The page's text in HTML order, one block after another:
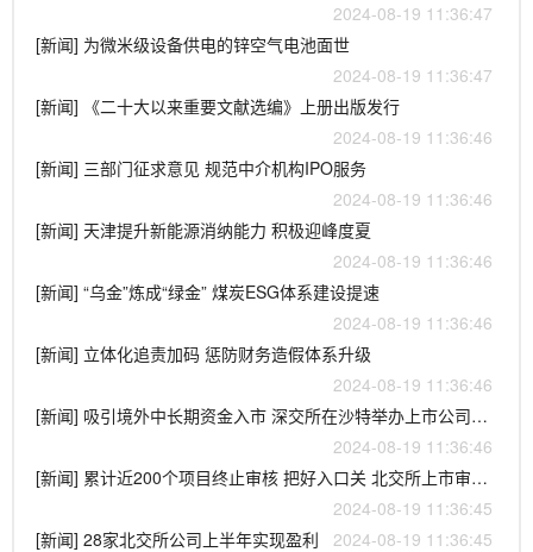
2024-08-19 11:36:47
[新闻] 为微米级设备供电的锌空气电池面世
2024-08-19 11:36:47
[新闻] 《二十大以来重要文献选编》上册出版发行
2024-08-19 11:36:46
[新闻] 三部门征求意见 规范中介机构IPO服务
2024-08-19 11:36:46
[新闻] 天津提升新能源消纳能力 积极迎峰度夏
2024-08-19 11:36:46
[新闻] “乌金”炼成“绿金” 煤炭ESG体系建设提速
2024-08-19 11:36:46
[新闻] 立体化追责加码 惩防财务造假体系升级
2024-08-19 11:36:46
[新闻] 吸引境外中长期资金入市 深交所在沙特举办上市公司推介活动
2024-08-19 11:36:46
[新闻] 累计近200个项目终止审核 把好入口关 北交所上市审核整体趋严
2024-08-19 11:36:45
[新闻] 28家北交所公司上半年实现盈利
2024-08-19 11:36:45